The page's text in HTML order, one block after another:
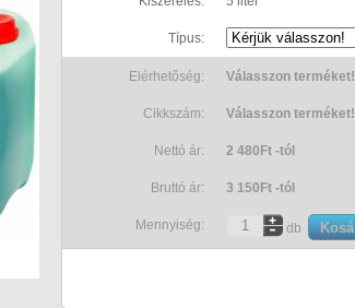
Típus:
Elérhetőség: Válasszon terméket!
Cikkszám: Válasszon terméket!
Nettó ár: 2 480Ft -tól
Bruttó ár: 3 150Ft -tól
Mennyiség: db